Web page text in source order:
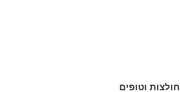
חולצות וטופים